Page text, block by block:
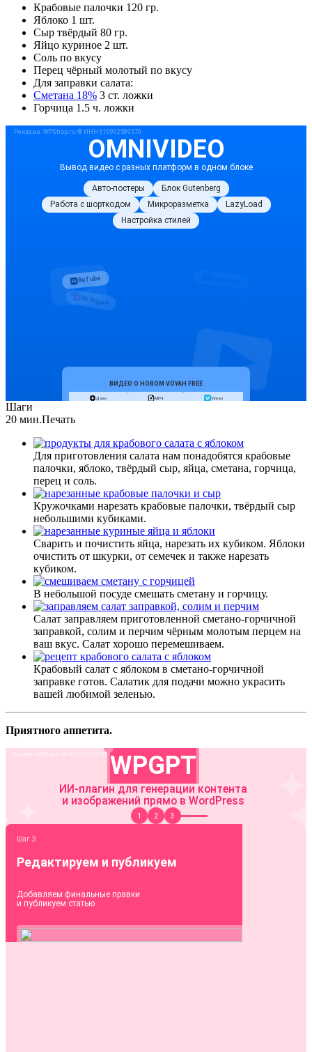
Крабовые палочки 120 гр.
Яблоко 1 шт.
Сыр твёрдый 80 гр.
Яйцо куриное 2 шт.
Соль по вкусу
Перец чёрный молотый по вкусу
Для заправки салата:
Сметана 18% 3 ст. ложки
Горчица 1.5 ч. ложки
Шаги
20 мин.Печать
Для приготовления салата нам понадобятся крабовые
палочки, яблоко, твёрдый сыр, яйца, сметана, горчица,
перец и соль.
Кружочками нарезать крабовые палочки, твёрдый сыр
небольшими кубиками.
Сварить и почистить яйца, нарезать их кубиком. Яблоки
очистить от шкурки, от семечек и также нарезать
кубиком.
В небольшой посуде смешать сметану и горчицу.
Салат заправляем приготовленной сметано-горчичной
заправкой, солим и перчим чёрным молотым перцем на
ваш вкус. Салат хорошо перемешиваем.
Крабовый салат с яблоком в сметано-горчичной
заправке готов. Салатик для подачи можно украсить
вашей любимой зеленью.
Приятного аппетита.